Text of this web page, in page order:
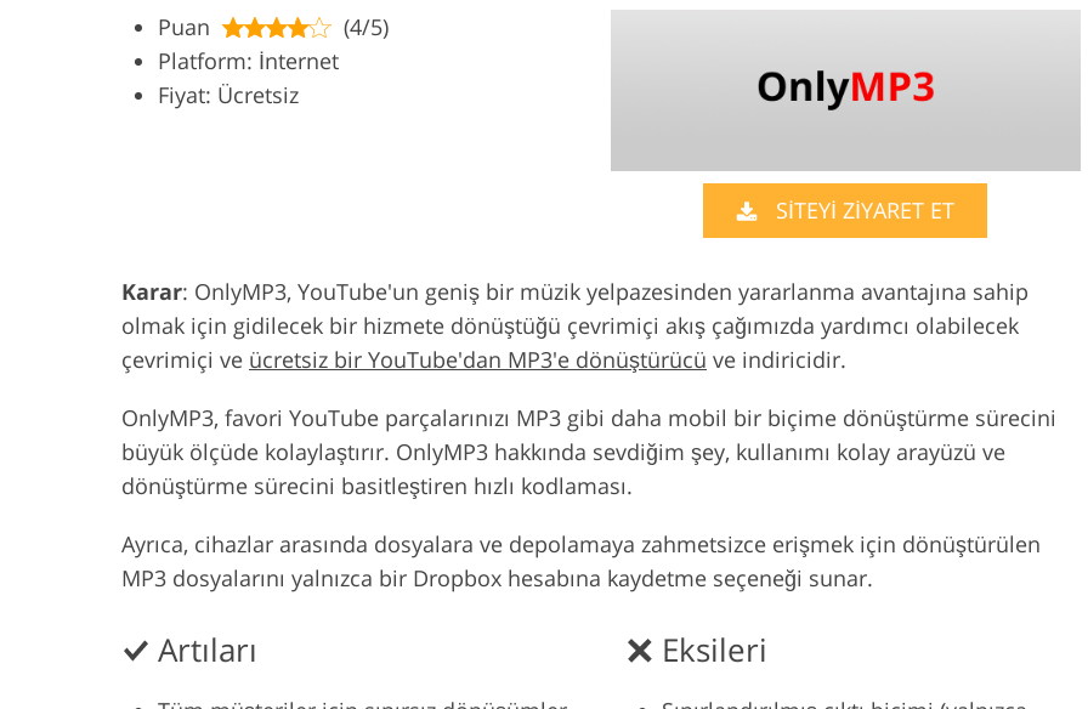
Düğün Fotoğraf Düzenleme
Hizmetleri
Giysiler için Yapay Zeka
AI Eğitim Verileri
Video Düzenleme
Puan
(4/5)
Platform: İnternet
Fiyat: Ücretsiz
SİTEYİ ZİYARET ET
Karar: OnlyMP3, YouTube'un geniş bir müzik yelpazesinden yararlanma avantajına sahip
olmak için gidilecek bir hizmete dönüştüğü çevrimiçi akış çağımızda yardımcı olabilecek
çevrimiçi ve ücretsiz bir YouTube'dan MP3'e dönüştürücü ve indiricidir.
OnlyMP3, favori YouTube parçalarınızı MP3 gibi daha mobil bir biçime dönüştürme sürecini
büyük ölçüde kolaylaştırır. OnlyMP3 hakkında sevdiğim şey, kullanımı kolay arayüzü ve
dönüştürme sürecini basitleştiren hızlı kodlaması.
Ayrıca, cihazlar arasında dosyalara ve depolamaya zahmetsizce erişmek için dönüştürülen
MP3 dosyalarını yalnızca bir Dropbox hesabına kaydetme seçeneği sunar.
Artıları Eksileri